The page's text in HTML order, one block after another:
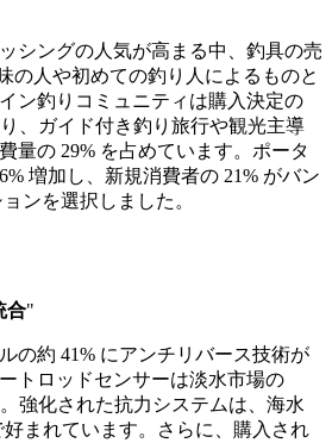
シングの人気が高まる中、釣具の売
の人や初めての釣り人によるものと
ン釣りコミュニティは購入決定の
、ガイド付き釣り旅行や観光主導
量の 29% を占めています。ポータ
増加し、新規消費者の 21% がバン
ンを選択しました。
合"
の約 41% にアンチリバース技術が
トロッドセンサーは淡水市場の
強化された抗力システムは、海水
好まれています。さらに、購入され